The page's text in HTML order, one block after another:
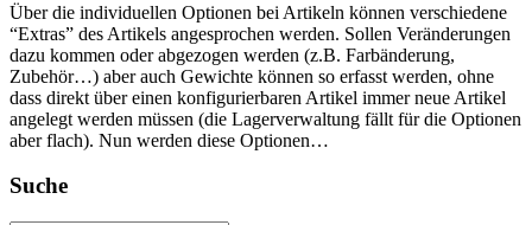
Über die individuellen Optionen bei Artikeln können verschiedene
“Extras” des Artikels angesprochen werden. Sollen Veränderungen
dazu kommen oder abgezogen werden (z.B. Farbänderung,
Zubehör…) aber auch Gewichte können so erfasst werden, ohne
dass direkt über einen konfigurierbaren Artikel immer neue Artikel
angelegt werden müssen (die Lagerverwaltung fällt für die Optionen
aber flach). Nun werden diese Optionen…
Suche